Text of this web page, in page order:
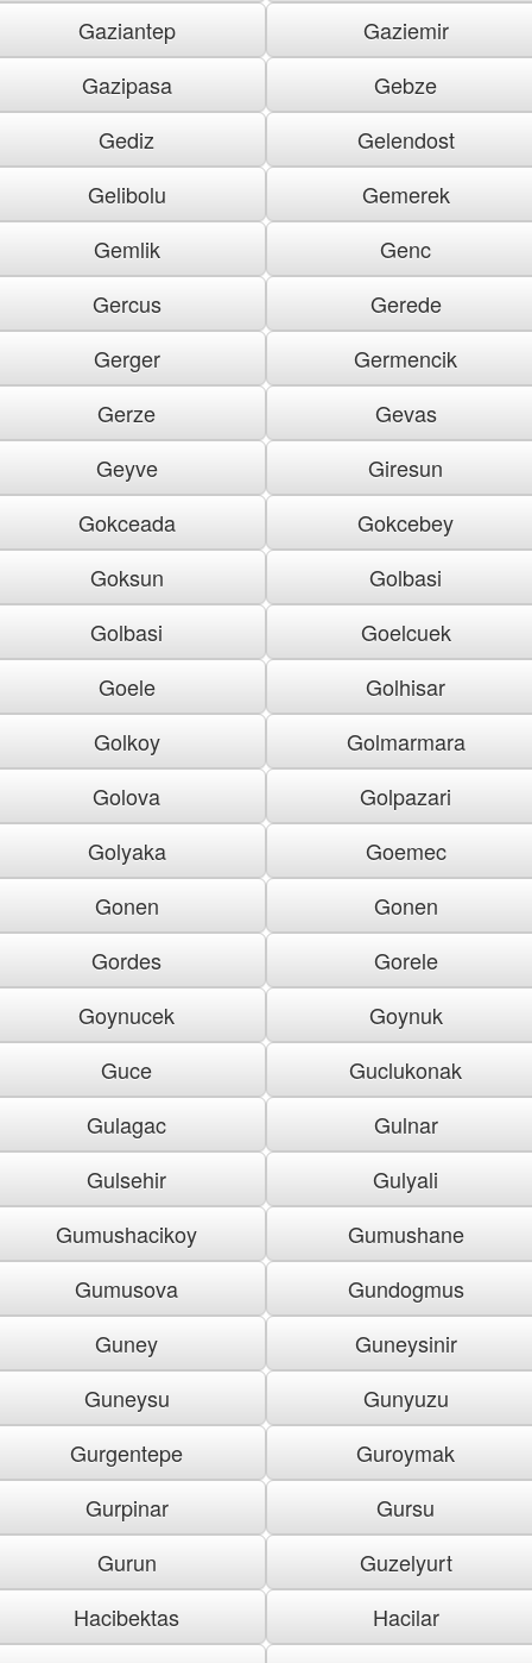
Gaziantep
Gaziemir
Gazipasa
Gebze
Gediz
Gelendost
Gelibolu
Gemerek
Gemlik
Genc
Gercus
Gerede
Gerger
Germencik
Gerze
Gevas
Geyve
Giresun
Gokceada
Gokcebey
Goksun
Golbasi
Golbasi
Goelcuek
Goele
Golhisar
Golkoy
Golmarmara
Golova
Golpazari
Golyaka
Goemec
Gonen
Gonen
Gordes
Gorele
Goynucek
Goynuk
Guce
Guclukonak
Gulagac
Gulnar
Gulsehir
Gulyali
Gumushacikoy
Gumushane
Gumusova
Gundogmus
Guney
Guneysinir
Guneysu
Gunyuzu
Gurgentepe
Guroymak
Gurpinar
Gursu
Gurun
Guzelyurt
Hacibektas
Hacilar